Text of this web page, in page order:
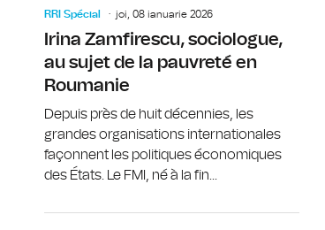
RRI Spécial joi, 08 ianuarie 2026
Irina Zamfirescu, sociologue,
au sujet de la pauvreté en
Roumanie
Depuis près de huit décennies, les
grandes organisations internationales
façonnent les politiques économiques
des États. Le FMI, né à la fin...